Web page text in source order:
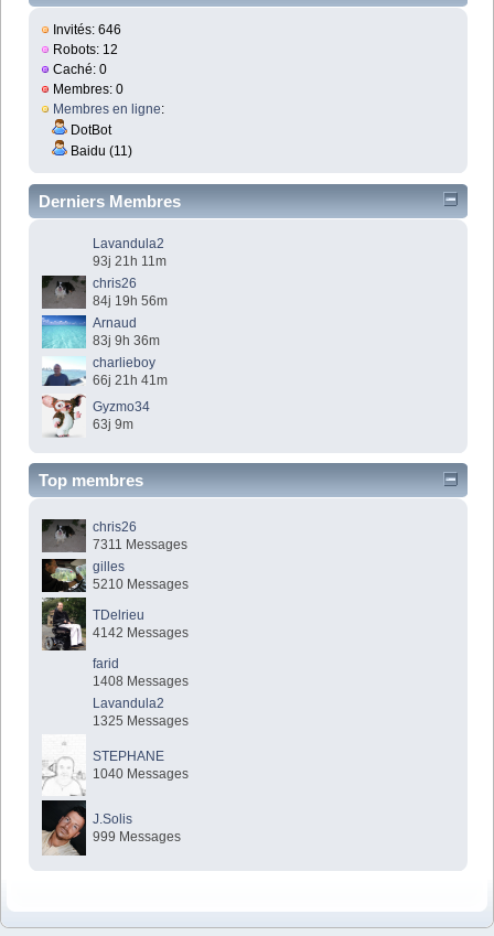
Invités: 646
Robots: 12
Caché: 0
Membres: 0
Membres en ligne:
DotBot
Baidu (11)
Derniers Membres
Lavandula2
93j 21h 11m
chris26
84j 19h 56m
Arnaud
83j 9h 36m
charlieboy
66j 21h 41m
Gyzmo34
63j 9m
Top membres
chris26
7311 Messages
gilles
5210 Messages
TDelrieu
4142 Messages
farid
1408 Messages
Lavandula2
1325 Messages
STEPHANE
1040 Messages
J.Solis
999 Messages